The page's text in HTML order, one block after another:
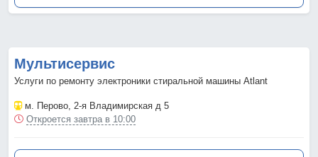
Мультисервис
Услуги по ремонту электроники стиральной машины Atlant
м. Перово, 2-я Владимирская д 5
Откроется завтра в 10:00